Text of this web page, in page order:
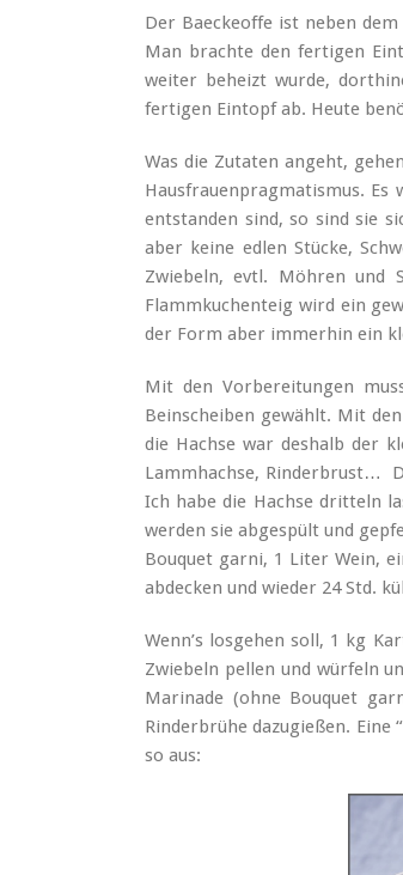
Der Baeckeoffe ist neben
Man brachte den fertigen
weiter beheizt wurde,
fertigen Eintopf ab. Heute
Was die Zutaten angeht,
Hausfrauenpragmatismus.
entstanden sind, so sind sie
aber keine edlen Stücke,
Zwiebeln, evtl. Möhren und
Flammkuchenteig wird ein
der Form aber immerhin ein
Mit den Vorbereitungen
Beinscheiben gewählt. Mit
die Hachse war deshalb der
Lammhachse, Rinderbrust…
Ich habe die Hachse dritteln
werden sie abgespült und
Bouquet garni, 1 Liter Wein,
abdecken und wieder 24 Std.
Wenn’s losgehen soll, 1 kg
Zwiebeln pellen und würfeln
Marinade (ohne Bouquet
Rinderbrühe dazugießen. Eine
so aus: